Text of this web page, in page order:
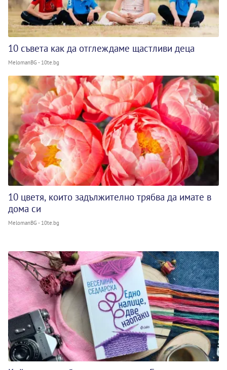
10 съвета как да отглеждаме щастливи деца
MelomanBG - 10te.bg
10 цветя, които задължително трябва да имате в
дома си
MelomanBG - 10te.bg